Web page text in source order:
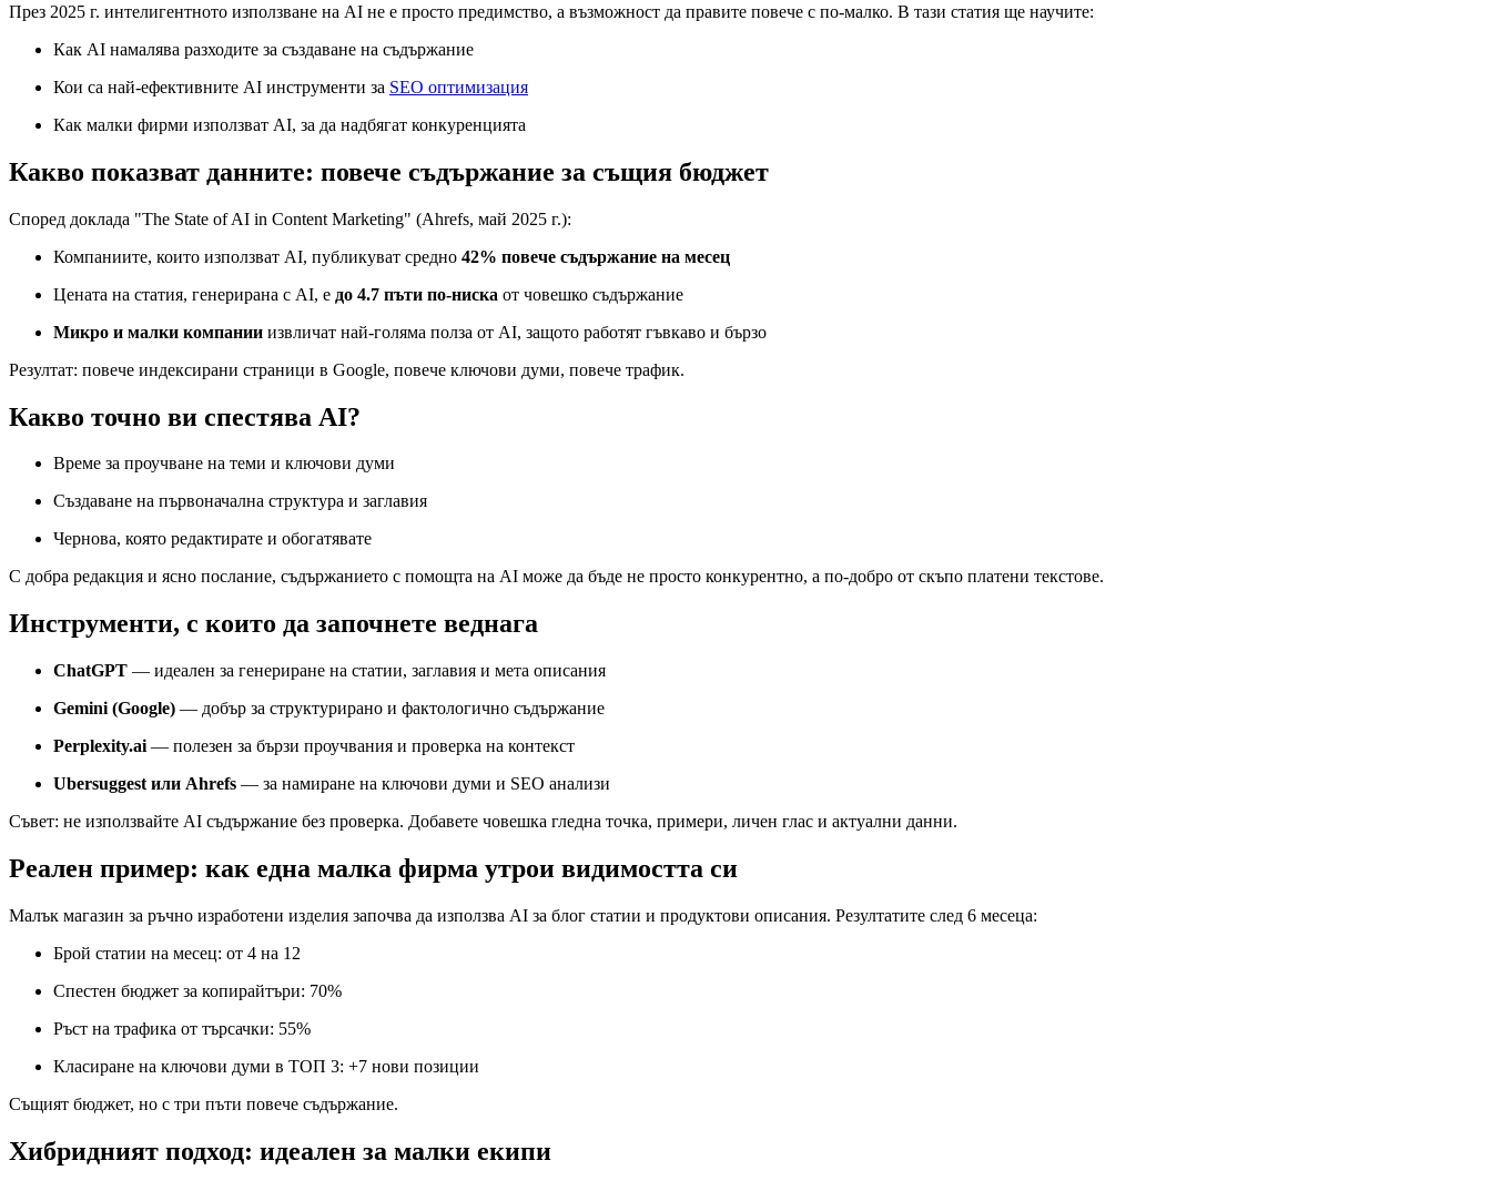
През 2025 г. интелигентното използване на AI не е просто предимство, а възможност да правите повече с по-малко. В тази статия ще научите:
Как AI намалява разходите за създаване на съдържание
Кои са най-ефективните AI инструменти за SEO оптимизация
Как малки фирми използват AI, за да надбягат конкуренцията
Какво показват данните: повече съдържание за същия бюджет
Според доклада "The State of AI in Content Marketing" (Ahrefs, май 2025 г.):
Компаниите, които използват AI, публикуват средно 42% повече съдържание на месец
Цената на статия, генерирана с AI, е до 4.7 пъти по-ниска от човешко съдържание
Микро и малки компании извличат най-голяма полза от AI, защото работят гъвкаво и бързо
Резултат: повече индексирани страници в Google, повече ключови думи, повече трафик.
Какво точно ви спестява AI?
Време за проучване на теми и ключови думи
Създаване на първоначална структура и заглавия
Чернова, която редактирате и обогатявате
С добра редакция и ясно послание, съдържанието с помощта на AI може да бъде не просто конкурентно, а по-добро от скъпо платени текстове.
Инструменти, с които да започнете веднага
ChatGPT — идеален за генериране на статии, заглавия и мета описания
Gemini (Google) — добър за структурирано и фактологично съдържание
Perplexity.ai — полезен за бързи проучвания и проверка на контекст
Ubersuggest или Ahrefs — за намиране на ключови думи и SEO анализи
Съвет: не използвайте AI съдържание без проверка. Добавете човешка гледна точка, примери, личен глас и актуални данни.
Реален пример: как една малка фирма утрои видимостта си
Малък магазин за ръчно изработени изделия започва да използва AI за блог статии и продуктови описания. Резултатите след 6 месеца:
Брой статии на месец: от 4 на 12
Спестен бюджет за копирайтъри: 70%
Ръст на трафика от търсачки: 55%
Класиране на ключови думи в ТОП 3: +7 нови позиции
Същият бюджет, но с три пъти повече съдържание.
Хибридният подход: идеален за малки екипи